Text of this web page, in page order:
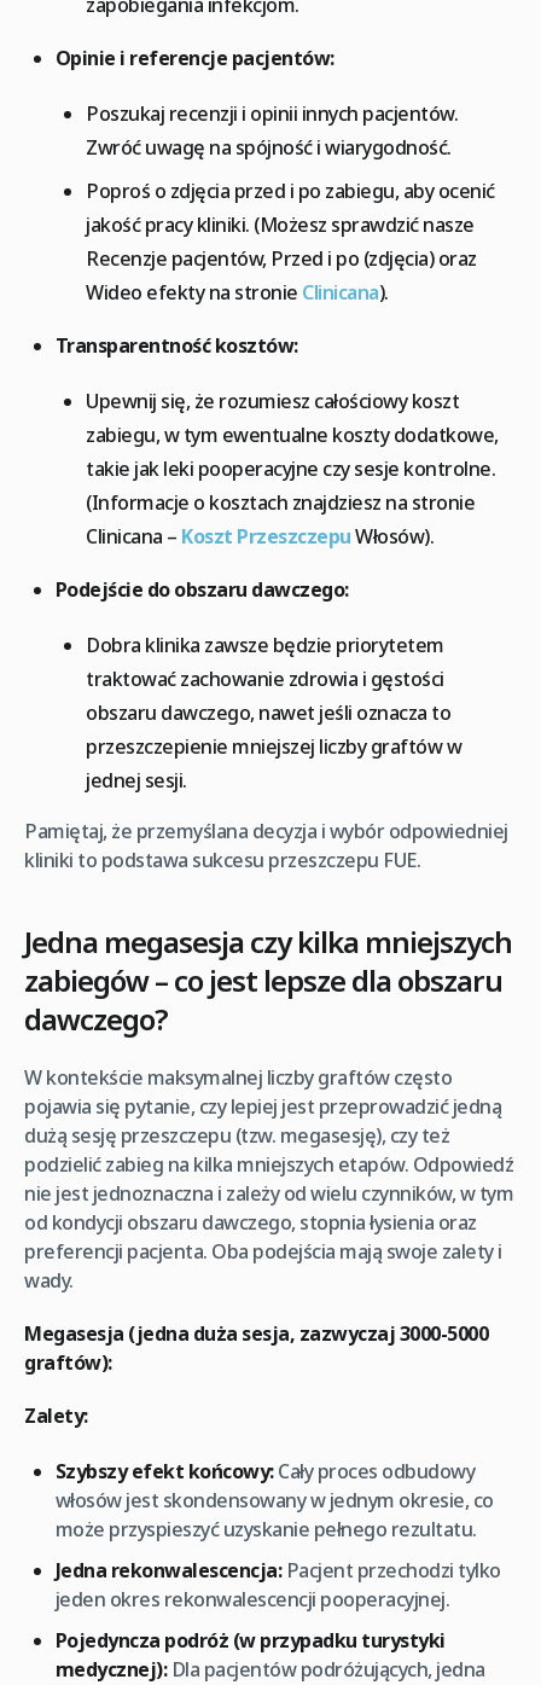
Opinie i referencje pacjentów:
Poszukaj recenzji i opinii innych pacjentów.
Zwróć uwagę na spójność i wiarygodność.
Poproś o zdjęcia przed i po zabiegu, aby ocenić
jakość pracy kliniki. (Możesz sprawdzić nasze
Recenzje pacjentów, Przed i po (zdjęcia) oraz
Wideo efekty na stronie Clinicana).
Transparentność kosztów:
Upewnij się, że rozumiesz całościowy koszt
zabiegu, w tym ewentualne koszty dodatkowe,
takie jak leki pooperacyjne czy sesje kontrolne.
(Informacje o kosztach znajdziesz na stronie
Clinicana – Koszt PrzeszczepuWłosów).
Podejście do obszaru dawczego:
Dobra klinika zawsze będzie priorytetem
traktować zachowanie zdrowia i gęstości
obszaru dawczego, nawet jeśli oznacza to
przeszczepienie mniejszej liczby graftów w
jednej sesji.
Pamiętaj, że przemyślana decyzja i wybór odpowiedniej
kliniki to podstawa sukcesu przeszczepu FUE.
Jedna megasesja czy kilka mniejszych
zabiegów – co jest lepsze dla obszaru
dawczego?
W kontekście maksymalnej liczby graftów często
pojawia się pytanie, czy lepiej jest przeprowadzić jedną
dużą sesję przeszczepu (tzw. megasesję), czy też
podzielić zabieg na kilka mniejszych etapów. Odpowiedź
nie jest jednoznaczna i zależy od wielu czynników, w tym
od kondycji obszaru dawczego, stopnia łysienia oraz
preferencji pacjenta. Oba podejścia mają swoje zalety i
wady.
Megasesja (jedna duża sesja, zazwyczaj 3000-5000
graftów):
Zalety:
Szybszy efekt końcowy:Cały proces odbudowy
włosów jest skondensowany w jednym okresie, co
może przyspieszyć uzyskanie pełnego rezultatu.
Jedna rekonwalescencja:Pacjent przechodzi tylko
jeden okres rekonwalescencji pooperacyjnej.
Pojedyncza podróż (w przypadku turystyki
medycznej):Dla pacjentów podróżujących, jedna